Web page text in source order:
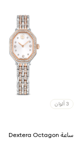
3 ألوان
ساعة Dextera Octagon